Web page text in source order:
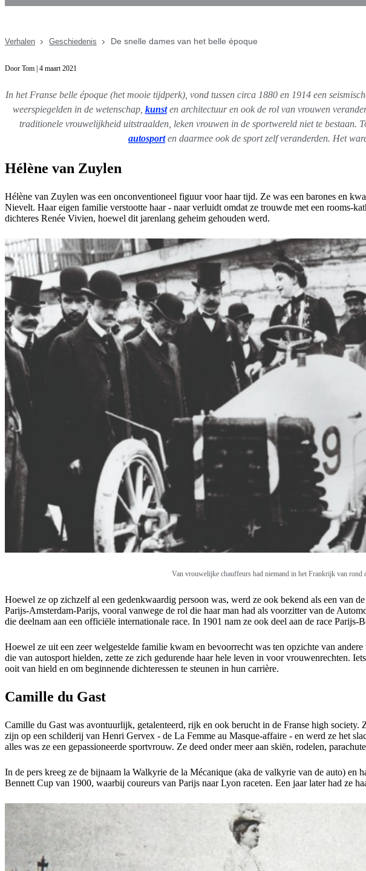
Verhalen Geschiedenis De snelle dames van het belle époque
Door Tom | 4 maart 2021
In het Franse belle époque (het mooie tijdperk), vond tussen circa 1880 en 1914een
weerspiegelden in de wetenschap, kunsten architectuur en ook de rol van vrouwen
traditionele vrouwelijkheid uitstraalden, leken vrouwen in de sportwereld niet te
autosporten daarmee ook de sport zelf veranderden. Het
Hélène van Zuylen
Hélène van Zuylen was een onconventioneel figuur voor haar tijd. Ze was een barones en
Nievelt. Haar eigen familie verstootte haar - naar verluidt omdat ze trouwde met een rooms-
dichteres Renée Vivien, hoewel dit jarenlang geheim gehouden werd.
Van vrouwelijke chauffeurs had niemand in het Frankrijk van
Hoewel ze op zichzelf al een gedenkwaardig persoon was, werd ze ook bekend als een van
Parijs-Amsterdam-Parijs, vooral vanwege de rol die haar man had als voorzitter van de
die deelnam aan een officiële internationale race. In 1901 nam ze ook deel aan de race
Hoewel ze uit een zeer welgestelde familie kwam en bevoorrecht was ten opzichte van
die van autosport hielden, zette ze zich gedurende haar hele leven in voor vrouwenrechten.
ooit van hield en om beginnende dichteressen te steunen in hun carrière.
Camille du Gast
Camille du Gast was avontuurlijk, getalenteerd, rijk en ook berucht in de Franse high
zijn op een schilderij van Henri Gervex - de La Femme au Masque-affaire - en werd ze het
alles was ze een gepassioneerde sportvrouw. Ze deed onder meer aan skiën, rodelen,
In de pers kreeg ze de bijnaam la Walkyrie de la Mécanique (aka de valkyrie van de auto)
Bennett Cup van 1900, waarbij coureurs van Parijs naar Lyon raceten. Een jaar later had ze